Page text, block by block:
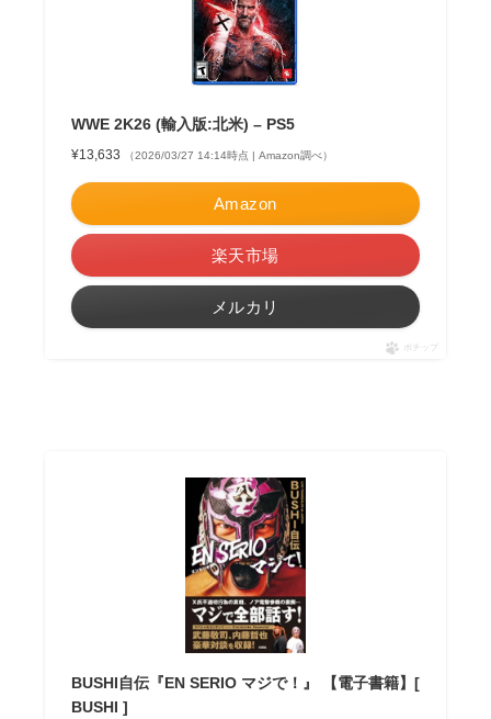
WWE 2K26 (輸入版:北米) – PS5
¥13,633 （2026/03/27 14:14時点 | Amazon調べ）
Amazon
楽天市場
メルカリ
ポチップ
BUSHI自伝『EN SERIO マジで！』 【電子書籍】[
BUSHI ]